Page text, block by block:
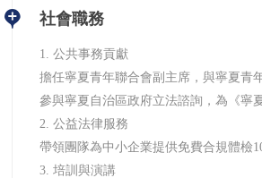
社會職務
1. 公共事務貢獻
擔任寧夏青年聯合會副主席，與寧夏青
參與寧夏自治區政府立法諮詢，為《寧
2. 公益法律服務
帶領團隊為中小企業提供免費合規體檢
3. 培訓與演講